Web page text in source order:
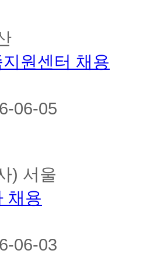
원센터 채용
06-05
) 서울
채용
06-03